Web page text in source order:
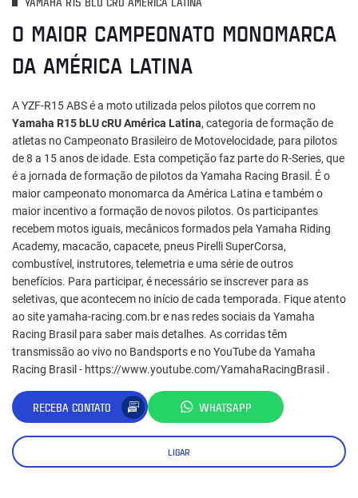
O MAIOR CAMPEONATO MONOMARCA
DA AMÉRICA LATINA
A YZF-R15 ABS é a moto utilizada pelos pilotos que correm no
Yamaha R15 bLU cRU América Latina, categoria de formação de
atletas no Campeonato Brasileiro de Motovelocidade, para pilotos
de 8 a 15 anos de idade. Esta competição faz parte do R-Series, que
é a jornada de formação de pilotos da Yamaha Racing Brasil. É o
maior campeonato monomarca da América Latina e também o
maior incentivo a formação de novos pilotos. Os participantes
recebem motos iguais, mecânicos formados pela Yamaha Riding
Academy, macacão, capacete, pneus Pirelli SuperCorsa,
combustível, instrutores, telemetria e uma série de outros
benefícios. Para participar, é necessário se inscrever para as
seletivas, que acontecem no início de cada temporada. Fique atento
ao site yamaha-racing.com.br e nas redes sociais da Yamaha
Racing Brasil para saber mais detalhes. As corridas têm
transmissão ao vivo no Bandsports e no YouTube da Yamaha
Racing Brasil - https://www.youtube.com/YamahaRacingBrasil .
RECEBA CONTATO WHATSAPP
LIGAR